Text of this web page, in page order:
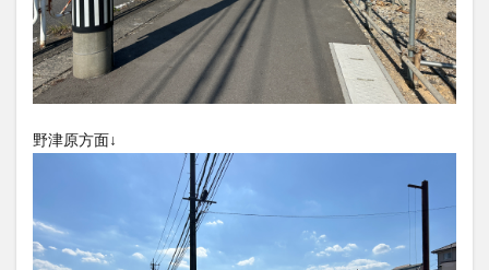
野津原方面↓
絵本
自動販売機 自転車 臼杵市
舞台
芋
花 花火 茶碗蒸し 蕎麦
虹
衆議院選挙
複合公共施設
観光スポット
話題
豊後大野 豊後大野市
豊後高田市
買い物
閉店
開院
音楽
飛行機 高崎山